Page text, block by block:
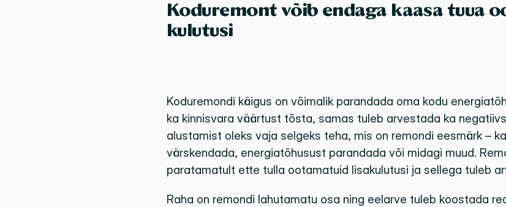
Koduremont võib endaga kaasa tuua
kulutusi
Koduremondi käigus on võimalik parandada oma kodu
ka kinnisvara väärtust tõsta, samas tuleb arvestada ka
alustamist oleks vaja selgeks teha, mis on remondi eesmärk –
värskendada, energiatõhusust parandada või midagi muud.
paratamatult ette tulla ootamatuid lisakulutusi ja sellega tuleb
Raha on remondi lahutamatu osa ning eelarve tuleb koostada